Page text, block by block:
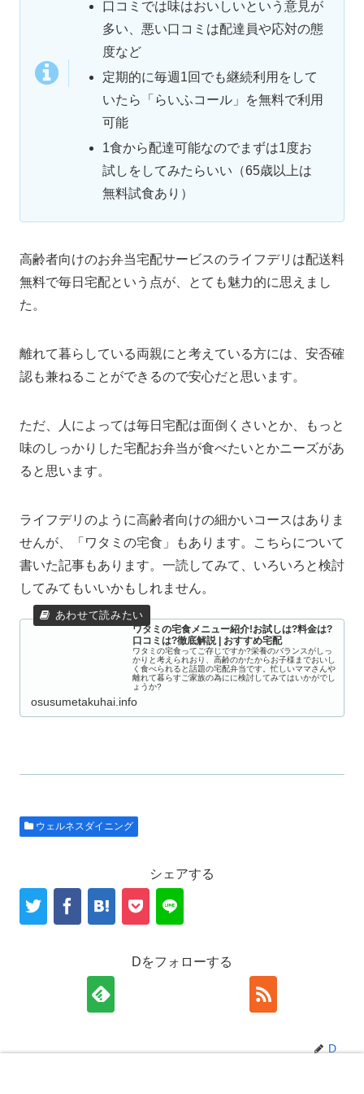
口コミでは味はおいしいという意見が
多い、悪い口コミは配達員や応対の態
度など
定期的に毎週1回でも継続利用をして
いたら「らいふコール」を無料で利用
可能
1食から配達可能なのでまずは1度お
試しをしてみたらいい（65歳以上は
無料試食あり）
高齢者向けのお弁当宅配サービスのライフデリは配送料
無料で毎日宅配という点が、とても魅力的に思えまし
た。
離れて暮らしている両親にと考えている方には、安否確
認も兼ねることができるので安心だと思います。
ただ、人によっては毎日宅配は面倒くさいとか、もっと
味のしっかりした宅配お弁当が食べたいとかニーズがあ
ると思います。
ライフデリのように高齢者向けの細かいコースはありま
せんが、「ワタミの宅食」もあります。こちらについて
書いた記事もあります。一読してみて、いろいろと検討
してみてもいいかもしれません。
ワタミの宅食メニュー紹介!お試しは?料金は?
口コミは?徹底解説 | おすすめ宅配
ワタミの宅食ってご存じですか?栄養のバランスがしっ
かりと考えられおり、高齢のかたからお子様までおいし
く食べられると話題の宅配弁当です。忙しいママさんや
離れて暮らすご家族の為にに検討してみてはいかがでし
ょうか?
osusumetakuhai.info
ウェルネスダイニング
シェアする
Dをフォローする
D